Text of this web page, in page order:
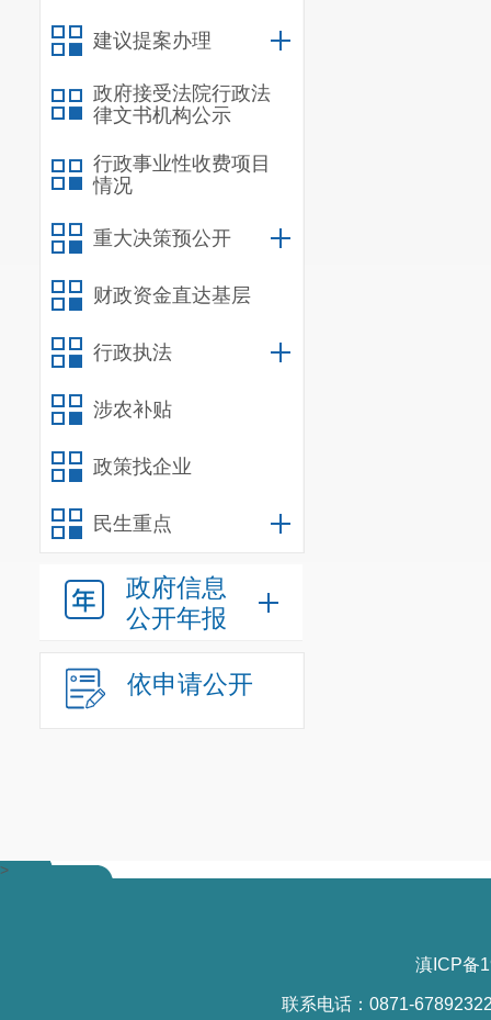
建议提案办理
政府接受法院行政法
律文书机构公示
行政事业性收费项目
情况
重大决策预公开
财政资金直达基层
行政执法
涉农补贴
政策找企业
民生重点
政府信息
公开年报
依申请公开
>
滇ICP备
联系电话：0871-